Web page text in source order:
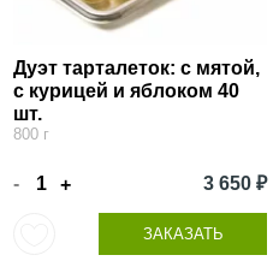
Дуэт тарталеток: с мятой,
с курицей и яблоком 40
шт.
800 г
- + 3 650 ₽
ЗАКАЗАТЬ